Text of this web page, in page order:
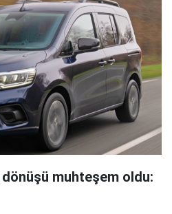
muhteşem oldu: